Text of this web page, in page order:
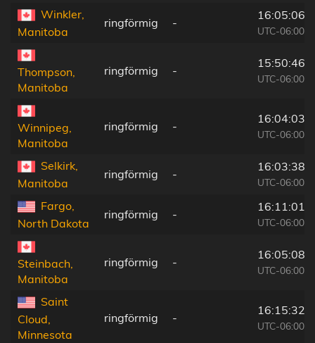
Winkler,
Manitoba
ringförmig -
16:05:06
UTC-06:00
Thompson,
Manitoba
ringförmig -
15:50:46
UTC-06:00
Winnipeg,
Manitoba
ringförmig -
16:04:03
UTC-06:00
Selkirk,
Manitoba
ringförmig -
16:03:38
UTC-06:00
Fargo,
North Dakota
ringförmig -
16:11:01
UTC-06:00
Steinbach,
Manitoba
ringförmig -
16:05:08
UTC-06:00
Saint
Cloud,
Minnesota
ringförmig -
16:15:32
UTC-06:00